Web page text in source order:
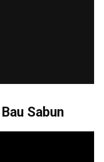
Sabun